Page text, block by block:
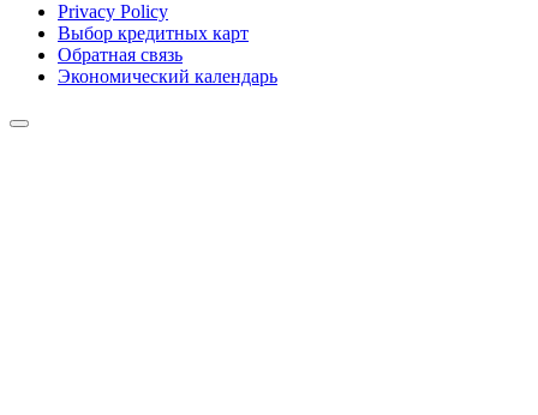
Privacy Policy
Выбор кредитных карт
Обратная связь
Экономический календарь